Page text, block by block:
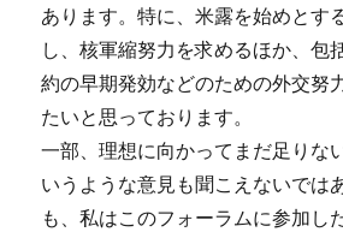
あります。特に、米露を始めとす
し、核軍縮努力を求めるほか、包
約の早期発効などのための外交努
たいと思っております。
一部、理想に向かってまだ足りな
いうような意見も聞こえないでは
も、私はこのフォーラムに参加し